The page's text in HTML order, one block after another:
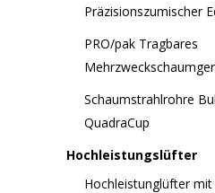
Präzisionszumischer
PRO/pak Tragbares
Schaumstrahlrohre
QuadraCup
Hochleistungslüfter
Hochleistunglüfter mit